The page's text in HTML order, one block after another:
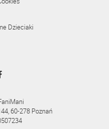
Dzieciaki
60-278 Poznań